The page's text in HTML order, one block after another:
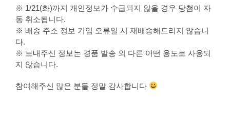
※ 1/21(화)까지 개인정보가 수급되지 않을 경우 당첨이 자
동 취소됩니다.
※ 배송 주소 정보 기입 오류일 시 재배송해드리지 않습니
다.
※ 보내주신 정보는 경품 발송 외 다른 어떤 용도로 사용되
지 않습니다.
참여해주신 많은 분들 정말 감사합니다